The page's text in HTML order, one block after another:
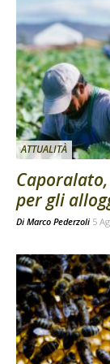
ATTUALITÀ
per gli
Di Marco Pederzoli 5